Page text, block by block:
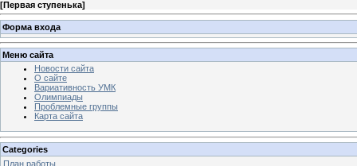
[Первая ступенька]
Форма входа
Меню сайта
Новости сайта
О сайте
Вариативность УМК
Олимпиады
Проблемные группы
Карта сайта
Categories
План работы